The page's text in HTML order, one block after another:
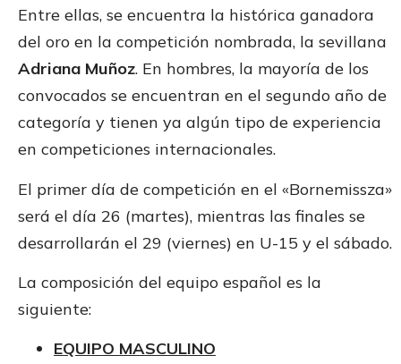
Entre ellas, se encuentra la histórica ganadora
del oro en la competición nombrada, la sevillana
Adriana Muñoz. En hombres, la mayoría de los
convocados se encuentran en el segundo año de
categoría y tienen ya algún tipo de experiencia
en competiciones internacionales.
El primer día de competición en el «Bornemissza»
será el día 26 (martes), mientras las finales se
desarrollarán el 29 (viernes) en U-15 y el sábado.
La composición del equipo español es la
siguiente:
EQUIPO MASCULINO